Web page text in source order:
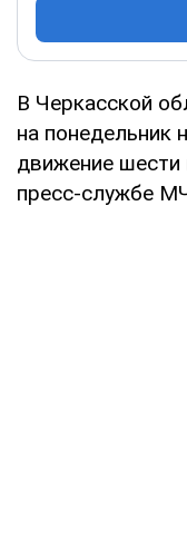
В Черкасской
на понедельник
движение шести
пресс-службе